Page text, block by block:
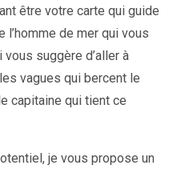
être votre carte qui guide
l’homme de mer qui vous
vous suggère d’aller à
vagues qui bercent le
capitaine qui tient ce
je vous propose un